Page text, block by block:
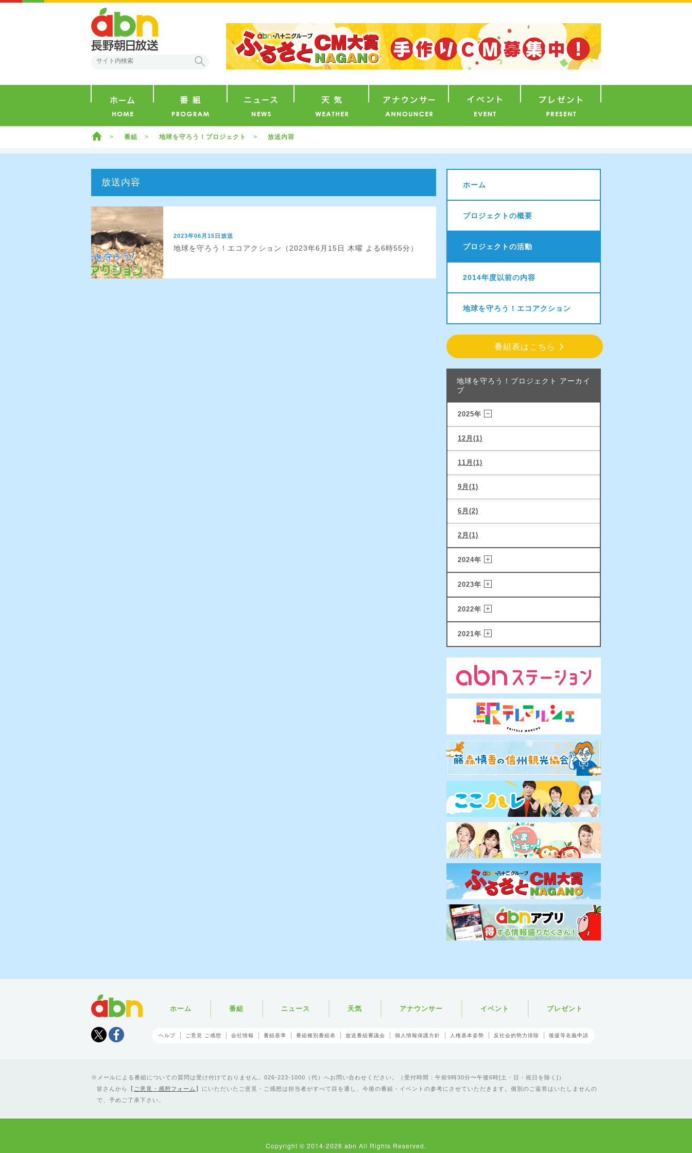
ホーム 番組 地球を守ろう！プロジェクト 放送内容
放送内容
2023年06月15日放送
地球を守ろう！エコアクション（2023年6月15日 木曜 よる6時55分）
ホーム
プロジェクトの概要
プロジェクトの活動
2014年度以前の内容
地球を守ろう！エコアクション
番組表はこちら
地球を守ろう！プロジェクト アーカイ
ブ
2025年
12月(1)
11月(1)
9月(1)
6月(2)
2月(1)
2024年
2023年
2022年
2021年
Tweet
ホーム 番組 ニュース 天気 アナウンサー イベント プレゼント
ヘルプ ご意見 ご感想 会社情報 番組基準 番組種別番組表 放送番組審議会 個人情報保護方針 人権基本姿勢 反社会的勢力排除 後援等名義申請
メールによる番組についての質問は受け付けておりません。026-223-1000（代）へお問い合わせください。（受付時間：午前9時30分〜午後6時[土・日・祝日を除く]）
皆さんから【 ご意見・感想フォーム 】にいただいたご意見・ご感想は担当者がすべて目を通し、今後の番組・イベントの参考にさせていただきます。個別のご返答はいたしませんの
で、予めご了承下さい。
Copyright © 2014-2026 abn All Rights Reserved.